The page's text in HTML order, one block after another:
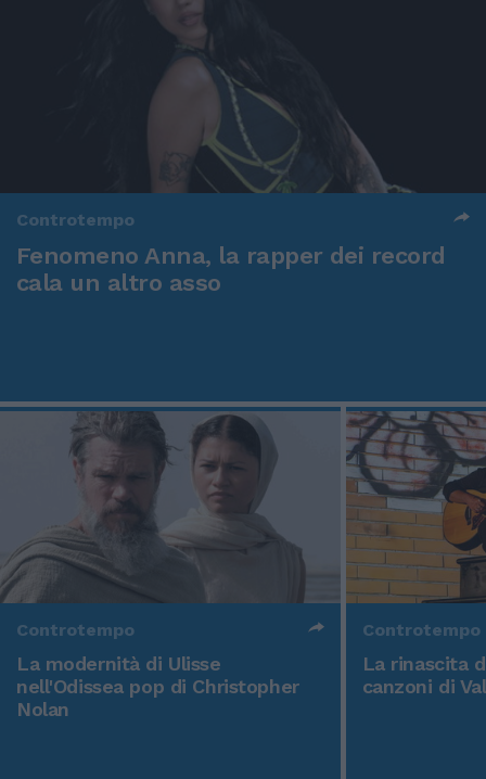
Controtempo
Fenomeno Anna, la rapper dei record
cala un altro asso
Controtempo
La modernità di Ulisse
nell'Odissea pop di Christopher
Nolan
Controtempo
La rinascita
canzoni di